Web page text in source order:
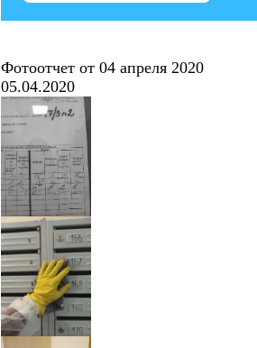
Фотоотчет от 04 апреля 2020
05.04.2020